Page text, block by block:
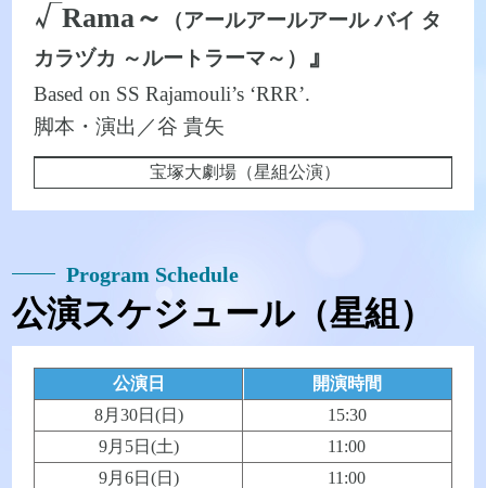
√Rama～
（アールアールアール バイ タ
カラヅカ ～ルートラーマ～）
』
Based on SS Rajamouli’s ‘RRR’.
脚本・演出／谷 貴矢
宝塚大劇場（星組公演）
Program Schedule
公演スケジュール（星組）
公演日
開演時間
8月30日(日)
15:30
9月5日(土)
11:00
9月6日(日)
11:00